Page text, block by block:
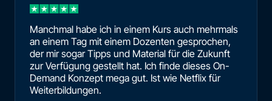
Manchmal habe ich in einem Kurs auch mehrmals
an einem Tag mit einem Dozenten gesprochen,
der mir sogar Tipps und Material für die Zukunft
zur Verfügung gestellt hat. Ich finde dieses On-
Demand Konzept mega gut. Ist wie Netflix für
Weiterbildungen.